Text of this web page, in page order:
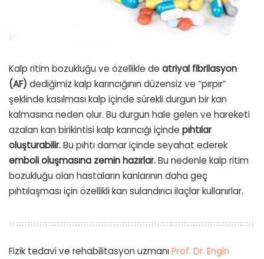
Kalp ritim bozukluğu ve özellikle de atriyal fibrilasyon
(AF) dediğimiz kalp karıncığının düzensiz ve “pırpır”
şeklinde kasılması kalp içinde sürekli durgun bir kan
kalmasına neden olur. Bu durgun hale gelen ve hareketi
azalan kan birikintisi kalp karıncığı içinde pıhtılar
oluşturabilir.Bu pıhtı damar içinde seyahat ederek
emboli oluşmasına zemin hazırlar.Bu nedenle kalp ritim
bozukluğu olan hastaların kanlarının daha geç
pıhtılaşması için özellikli kan sulandırıcı ilaçlar kullanırlar.
Fizik tedavi ve rehabilitasyon uzmanıProf. Dr. Engin